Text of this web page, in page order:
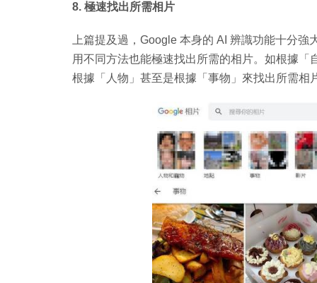
8. 極速找出所需相片
上篇提及過，Google 本身的 AI 辨識功能十分
用不同方法也能極速找出所需的相片。如根據
根據「人物」甚至是根據「事物」來找出所需相